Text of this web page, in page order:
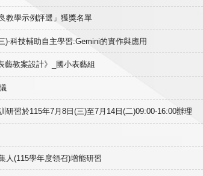
教學示例評選」獲獎名單
)-科技輔助自主學習:Gemini的實作與應用
藝教案設計》_國小表藝組
研習於115年7月8日(三)至7月14日(二)09:00-16:00辦理
人(115學年度領召)增能研習